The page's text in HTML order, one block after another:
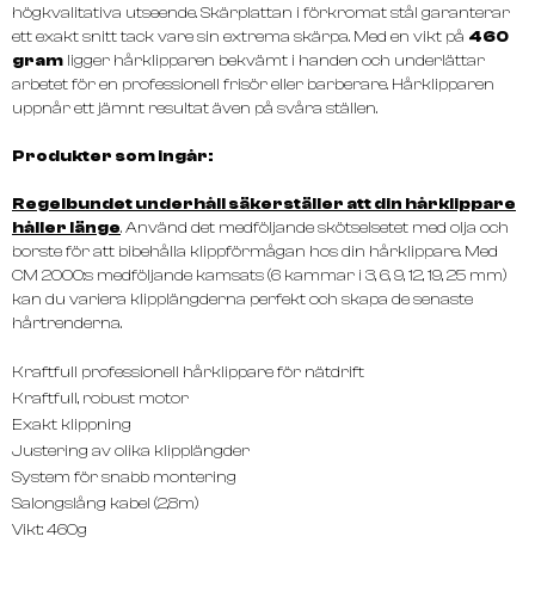
högkvalitativa utseende. Skärplattan i förkromat stål garanterar
ett exakt snitt tack vare sin extrema skärpa. Med en vikt på 460
gram ligger hårklipparen bekvämt i handen och underlättar
arbetet för en professionell frisör eller barberare. Hårklipparen
uppnår ett jämnt resultat även på svåra ställen.
Produkter som ingår:
Regelbundet underhåll säkerställer att din hårklippare
håller länge. Använd det medföljande skötselsetet med olja och
borste för att bibehålla klippförmågan hos din hårklippare. Med
CM 2000:s medföljande kamsats (6 kammar i 3, 6, 9, 12, 19, 25 mm)
kan du variera klipplängderna perfekt och skapa de senaste
hårtrenderna.
Kraftfull professionell hårklippare för nätdrift
Kraftfull, robust motor
Exakt klippning
Justering av olika klipplängder
System för snabb montering
Salongslång kabel (2,8m)
Vikt: 460g